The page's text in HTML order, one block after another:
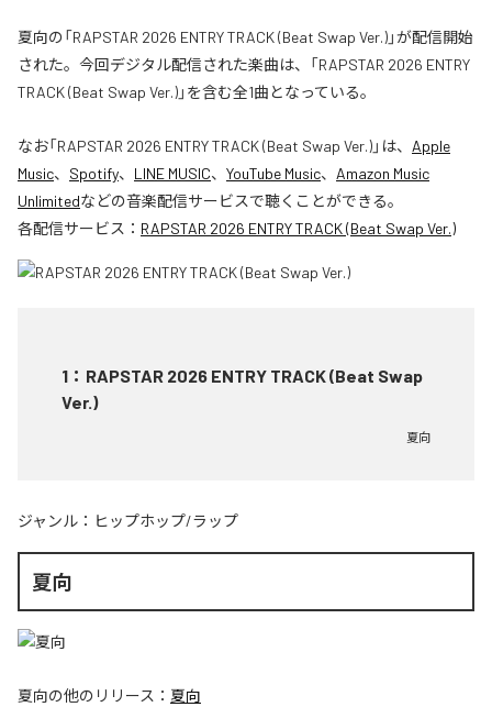
夏向の「RAPSTAR 2026 ENTRY TRACK (Beat Swap Ver.)」が配信開始
された。今回デジタル配信された楽曲は、「RAPSTAR 2026 ENTRY
TRACK (Beat Swap Ver.)」を含む全1曲となっている。
なお「RAPSTAR 2026 ENTRY TRACK (Beat Swap Ver.)」は、 Apple
Music、 Spotify、 LINE MUSIC、 YouTube Music、 Amazon Music
Unlimitedなどの音楽配信サービスで聴くことができる。
各配信サービス： RAPSTAR 2026 ENTRY TRACK (Beat Swap Ver.)
1 ： RAPSTAR 2026 ENTRY TRACK (Beat Swap
Ver.)
夏向
ジャンル： ヒップホップ/ラップ
夏向
夏向の他のリリース： 夏向